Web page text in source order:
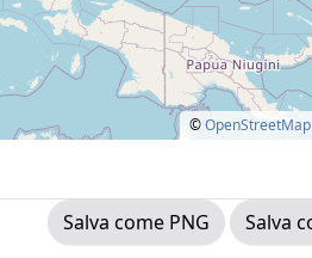
©OpenStreetMap
Salva come PNG
Salva